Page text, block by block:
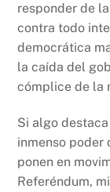
responder de
contra todo
democrática
la caída del
cómplice de la
Si algo
inmenso poder
ponen en
Referéndum,